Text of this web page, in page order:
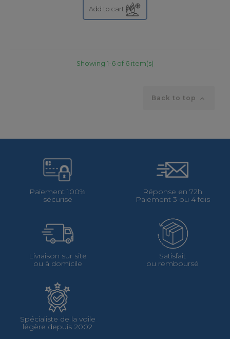
Add to cart
Showing 1-6 of 6 item(s)
Back to top 
Paiement 100%
sécurisé
Réponse en 72h
Paiement 3 ou 4 fois
Livraison sur site
ou à domicile
Satisfait
ou remboursé
Spécialiste de la voile
légère depuis 2002